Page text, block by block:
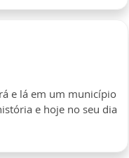
e lá em um município
e hoje no seu dia